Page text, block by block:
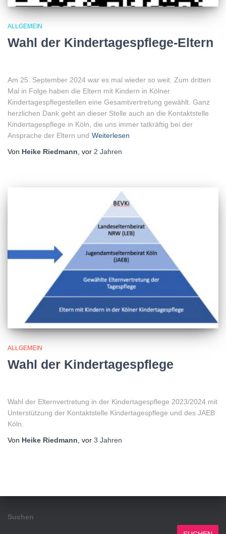
ALLGEMEIN
Wahl der Kindertagespflege-Eltern
Am 25. September 2024 war es mal wieder so weit. Zum dritten
Mal in Folge haben die Eltern mit Kindern in Kölner
Kindertagespflegestellen eine Gesamtvertretung gewählt. Ganz
herzlichen Dank geht an dieser Stelle auch an die Kontaktstelle
Kindertagespflege in Köln, die uns immer tatkräftig bei der
Ansprache der Eltern und Weiterlesen
Von Heike Riedmann, vor 2 Jahren
ALLGEMEIN
Wahl der Kindertagespflege
Wahl der Elternvertretung in der Kindertagespflege 2023/2024 mit
Unterstützung der Kontaktstelle Kindertagespflege und des JAEB
Köln.
Von Heike Riedmann , vor 3 Jahren
Suchen